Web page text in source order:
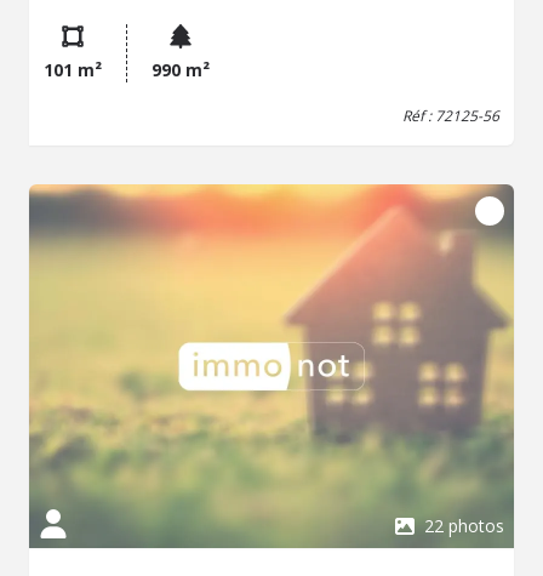
autre pièce avec montée d'escalier vers les combles, WC,
la salle de bains, deux chambres. - Sous les combles :
trois pièces à usage de chambre, dont deux en enfilade.
Un beau terrain tout autour avec un cabanon de jardin.
situé entre ville et campagne.
101 m² 990 m²
Réf : 72125-56
22 photos